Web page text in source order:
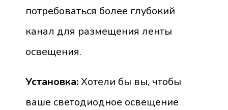
потребоваться более глубокий
канал для размещения ленты
освещения.
Установка:Хотели бы вы, чтобы
ваше светодиодное освещение